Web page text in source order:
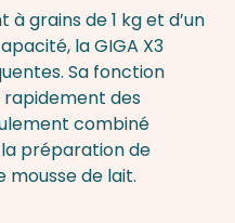
à grains de 1 kg et d’un
la GIGA X3
Sa fonction
des
combiné
préparation de
mousse de lait.